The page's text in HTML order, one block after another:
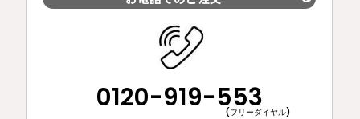
0120-919-553
(フリーダイヤル)